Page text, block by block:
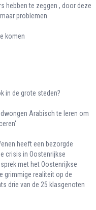
hebben te zeggen , door deze
problemen
komen
in de grote steden?
Arabisch te leren om
heeft een bezorgde
crisis in Oostenrijkse
met het Oostenrijkse
grimmige realiteit op de
drie van de 25 klasgenoten